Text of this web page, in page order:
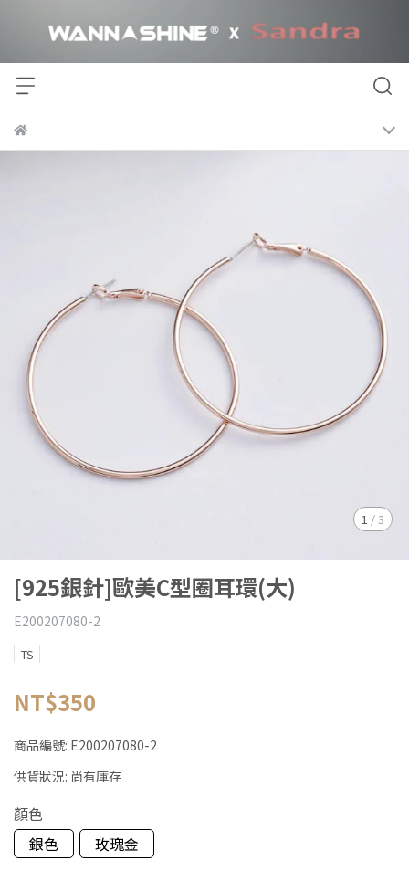
1 /3
[925銀針]歐美C型圈耳環(大)
E200207080-2
TS
NT$350
商品編號: E200207080-2
供貨狀況: 尚有庫存
顏色
銀色
玫瑰金